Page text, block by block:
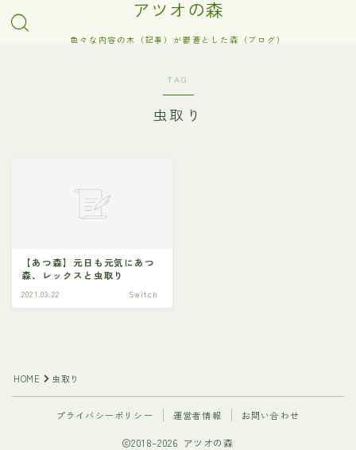
アツオの森
色々な内容の木（記事）が鬱蒼とした森（ブログ）
TAG
虫取り
【あつ森】元日も元気にあつ
森、レックスと虫取り
2021.03.22 Switch
HOME 虫取り
プライバシーポリシー 運営者情報 お問い合わせ
2018–2026 アツオの森